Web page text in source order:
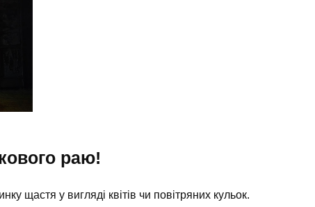
раю!
щастя у вигляді квітів чи повітряних кульок.